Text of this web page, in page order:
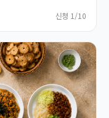
신청 1/10